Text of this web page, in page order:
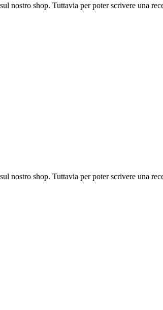
nostro shop. Tuttavia per poter scrivere una
nostro shop. Tuttavia per poter scrivere una